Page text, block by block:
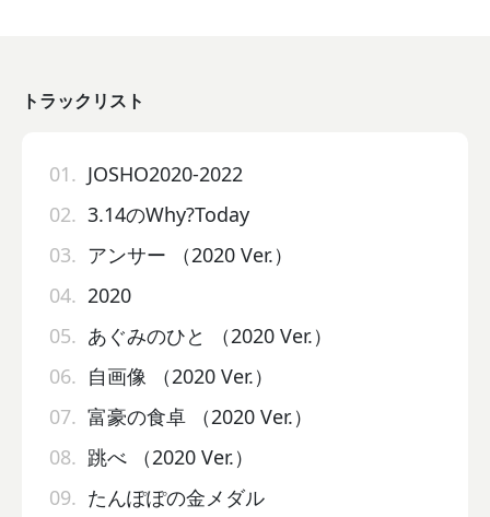
トラックリスト
01. JOSHO2020-2022
02. 3.14のWhy?Today
03. アンサー （2020 Ver.）
04. 2020
05. あぐみのひと （2020 Ver.）
06. 自画像 （2020 Ver.）
07. 富豪の食卓 （2020 Ver.）
08. 跳べ （2020 Ver.）
09. たんぽぽの金メダル